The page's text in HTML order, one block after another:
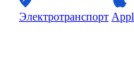
Электротранспорт